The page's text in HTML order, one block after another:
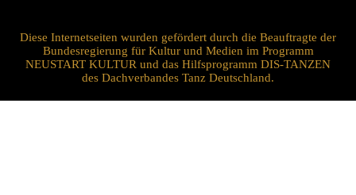
Diese Internetseiten wurden gefördert durch die Beauftragte der
Bundesregierung für Kultur und Medien im Programm
NEUSTART KULTUR und das Hilfsprogramm DIS-TANZEN
des Dachverbandes Tanz Deutschland.